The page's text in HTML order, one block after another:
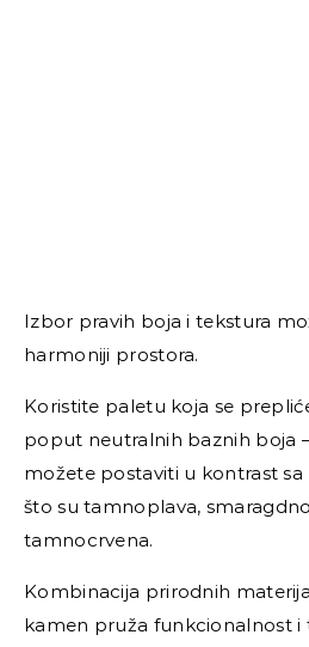
Izbor pravih boja i tekstura
harmoniji prostora.
Koristite paletu koja se
poput neutralnih baznih boja
možete postaviti u kontrast
što su tamnoplava,
tamnocrvena.
Kombinacija prirodnih
kamen pruža funkcionalnost i